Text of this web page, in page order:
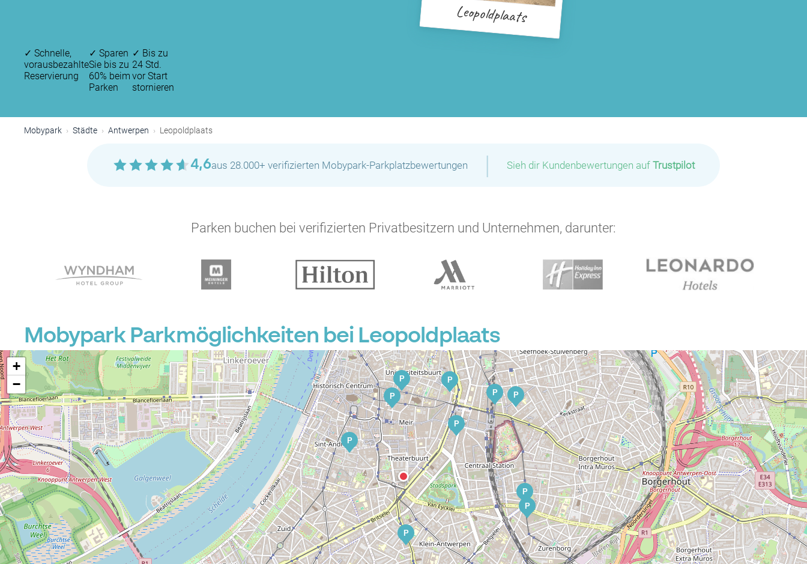
Leopoldplaats
✓ Schnelle,
vorausbezahlte
Reservierung
✓ Sparen
Sie bis zu
60% beim
Parken
✓ Bis zu
24 Std.
vor Start
stornieren
Mobypark Städte Antwerpen Leopoldplaats
4,6aus 28.000+ verifizierten Mobypark-Parkplatzbewertungen | Sieh dir Kundenbewertungen auf Trustpilot
Parken buchen bei verifizierten Privatbesitzern und Unternehmen, darunter:
Mobypark Parkmöglichkeiten bei Leopoldplaats
P
P
P
P
P
P
P
P
P
P
+
−